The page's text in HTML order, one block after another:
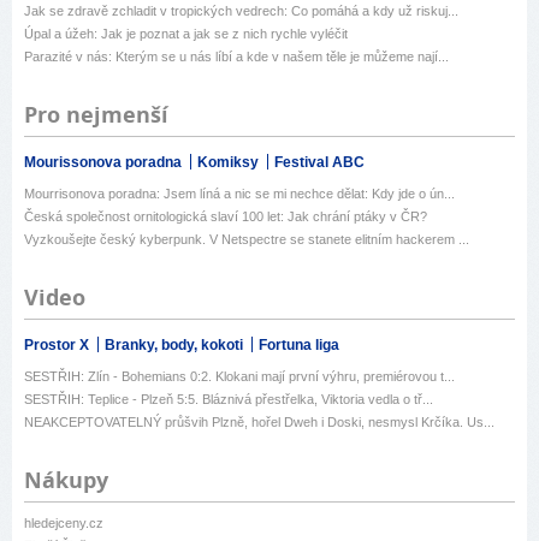
Jak se zdravě zchladit v tropických vedrech: Co pomáhá a kdy už riskuj...
Úpal a úžeh: Jak je poznat a jak se z nich rychle vyléčit
Parazité v nás: Kterým se u nás líbí a kde v našem těle je můžeme nají...
Pro nejmenší
Mourissonova poradna Komiksy Festival ABC
Mourrisonova poradna: Jsem líná a nic se mi nechce dělat: Kdy jde o ún...
Česká společnost ornitologická slaví 100 let: Jak chrání ptáky v ČR?
Vyzkoušejte český kyberpunk. V Netspectre se stanete elitním hackerem ...
Video
Prostor X Branky, body, kokoti Fortuna liga
SESTŘIH: Zlín - Bohemians 0:2. Klokani mají první výhru, premiérovou t...
SESTŘIH: Teplice - Plzeň 5:5. Bláznivá přestřelka, Viktoria vedla o tř...
NEAKCEPTOVATELNÝ průšvih Plzně, hořel Dweh i Doski, nesmysl Krčíka. Us...
Nákupy
hledejceny.cz